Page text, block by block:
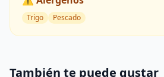
Trigo Pescado
También te puede gustar